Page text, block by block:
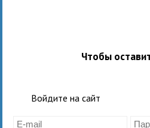
Чтобы
Войдите на сайт